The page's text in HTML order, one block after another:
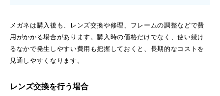
メガネは購入後も、レンズ交換や修理、フレームの調整などで費
用がかかる場合があります。購入時の価格だけでなく、使い続け
るなかで発生しやすい費用も把握しておくと、長期的なコストを
見通しやすくなります。
レンズ交換を行う場合